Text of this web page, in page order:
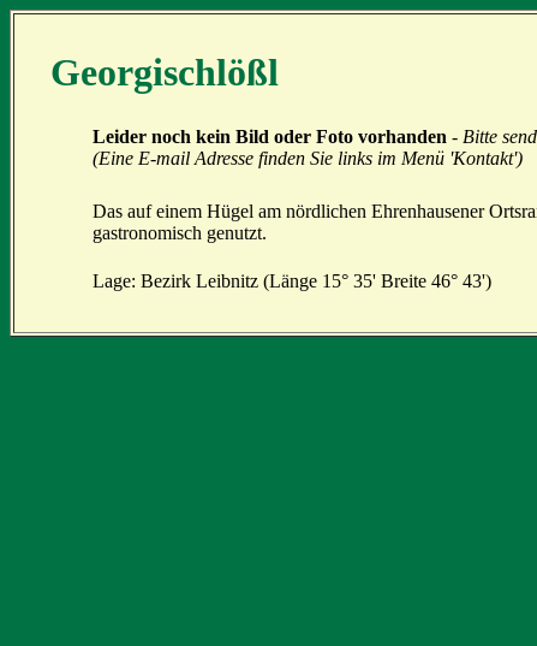
Georgischlößl
Leider noch kein Bild oder Foto vorhanden- Bitte
(Eine E-mail Adresse finden Sie links im Menü 'Kontakt')
Das auf einem Hügel am nördlichen Ehrenhausener
gastronomisch genutzt.
Lage: Bezirk Leibnitz (Länge 15° 35' Breite 46° 43')